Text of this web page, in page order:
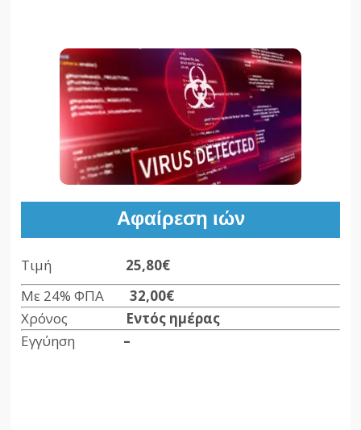
Αφαίρεση ιών
Τιμή 25,80€
Με 24% ΦΠΑ32,00€
Χρόνος Εντός ημέρας
Εγγύηση –